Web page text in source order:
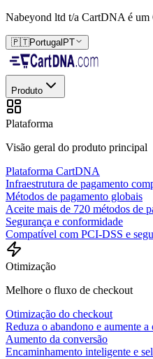
Nabeyond ltd t/a CartDNA é um
🇵🇹Portugal PT
Produto
Plataforma
Visão geral do produto principal
Plataforma CartDNA
Infraestrutura de pagamento
Métodos de pagamento globais
Aceite mais de 720 métodos de
Segurança e conformidade
Compatível com PCI-DSS e
Otimização
Melhore o fluxo de checkout
Otimização do checkout
Reduza o abandono e aumente a
Aumento da conversão
Encaminhamento inteligente e